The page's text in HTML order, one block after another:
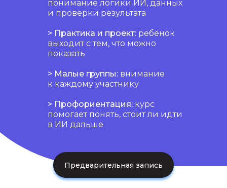
понимание логики ИИ, данных
и проверки результата
> Практика и проект: ребёнок
выходит с тем, что можно
показать
> Малые группы: внимание
к каждому участнику
> Профориентация: курс
помогает понять, стоит ли идти
в ИИ дальше
Предварительная запись